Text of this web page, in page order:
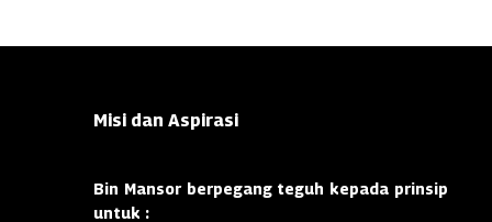
Misi dan Aspirasi
Bin Mansor berpegang teguh kepada prinsip
untuk :